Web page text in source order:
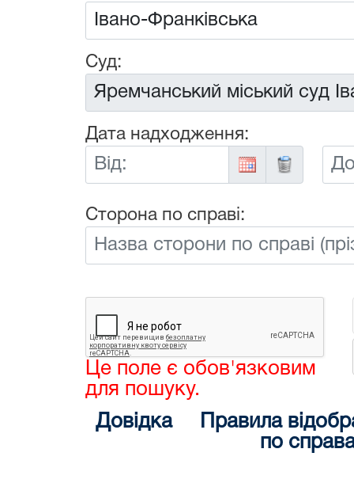
Суд:
Дата надходження:
Від:
До:
Сторона по справі:
Це поле є обов'язковим
для пошуку.
Довідка
Правила
по